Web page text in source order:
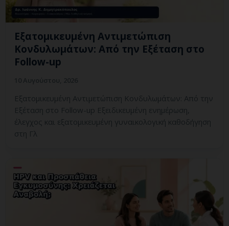
Εξατομικευμένη Αντιμετώπιση
Κονδυλωμάτων: Από την Εξέταση στο
Follow-up
Εξατομικευμένη Αντιμετώπιση Κονδυλωμάτων: Από την
Εξέταση στο Follow-up Εξειδικευμένη ενημέρωση,
έλεγχος και εξατομικευμένη γυναικολογική καθοδήγηση
στη Γλ